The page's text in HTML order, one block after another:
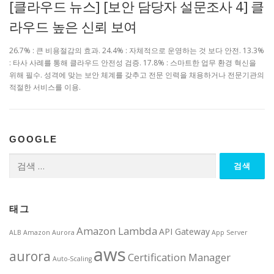
[클라우드 뉴스] [보안 담당자 설문조사 4] 클
라우드 높은 신뢰 보여
26.7% : 큰 비용절감의 효과. 24.4% : 자체적으로 운영하는 것 보다 안전. 13.3%
: 타사 사례를 통해 클라우드 안전성 검증. 17.8% : 스마트한 업무 환경 혁신을
위해 필수. 성격에 맞는 보안 체계를 갖추고 전문 인력을 채용하거나 전문기관의
적절한 서비스를 이용.
GOOGLE
태그
ALB Amazon Aurora Amazon Lambda API Gateway App Server
aurora Auto-Scaling awsCertification Manager